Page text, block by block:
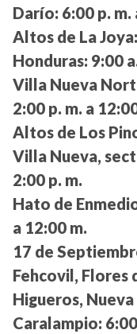
Darío: 6:00 p. m.
Altos de La Joya:
Honduras: 9:00
Villa Nueva
2:00 p. m. a
Altos de Los
Villa Nueva,
2:00 p. m.
Hato de
a 12:00 m.
17 de
Fehcovil, Flores
Higueros,
Caralampio: